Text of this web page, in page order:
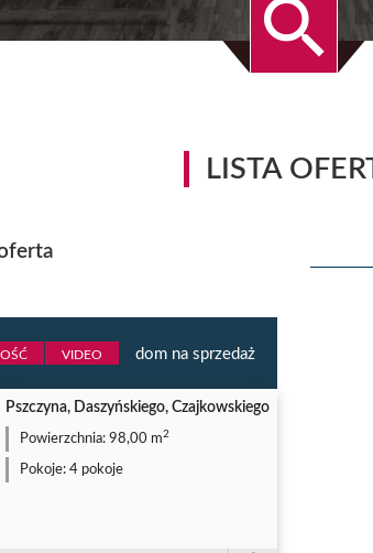
LISTA
VIDEO dom na sprzedaż
Pszczyna, Daszyńskiego, Czajkowskiego
Powierzchnia:98,00 m2
Pokoje:4 pokoje